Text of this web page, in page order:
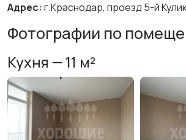
Адрес: г.Краснодар, проезд 5-й
Фотографии по
Кухня — 11 м²